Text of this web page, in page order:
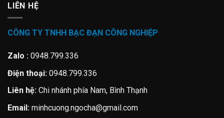
LIÊN HỆ
CÔNG TY TNHH BẠC ĐẠN CÔNG NGHIỆP
Zalo : 0948.799.336
Điện thoại: 0948.799.336
Liên hệ: Chi nhánh phía Nam, Bình Thạnh
Email: minhcuong.ngocha@gmail.com